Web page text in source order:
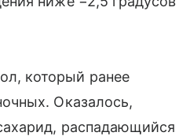
который ранее
Оказалось,
распадающийся